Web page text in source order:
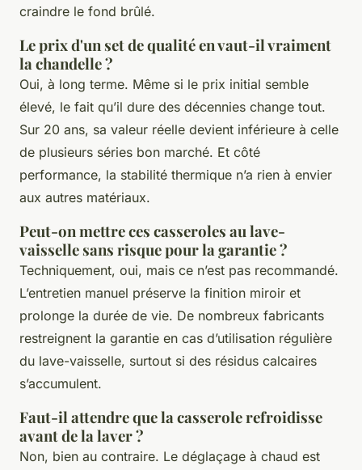
craindre le fond brûlé.
Le prix d'un set de qualité en vaut-il vraiment
la chandelle ?
Oui, à long terme. Même si le prix initial semble
élevé, le fait qu’il dure des décennies change tout.
Sur 20 ans, sa valeur réelle devient inférieure à celle
de plusieurs séries bon marché. Et côté
performance, la stabilité thermique n’a rien à envier
aux autres matériaux.
Peut-on mettre ces casseroles au lave-
vaisselle sans risque pour la garantie ?
Techniquement, oui, mais ce n’est pas recommandé.
L’entretien manuel préserve la finition miroir et
prolonge la durée de vie. De nombreux fabricants
restreignent la garantie en cas d’utilisation régulière
du lave-vaisselle, surtout si des résidus calcaires
s’accumulent.
Faut-il attendre que la casserole refroidisse
avant de la laver ?
Non, bien au contraire. Le déglaçage à chaud est